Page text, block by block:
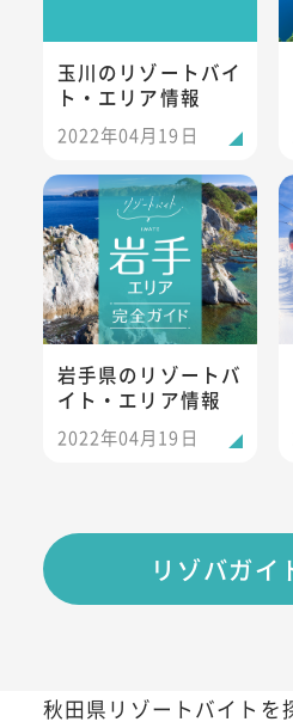
玉川のリゾートバイ
ト・エリア情報
2022年04月19日
岩手県のリゾートバイト・エリ
岩手県のリゾートバ
イト・エリア情報
2022年04月19日
リゾバガイ
秋田県リゾートバイトを